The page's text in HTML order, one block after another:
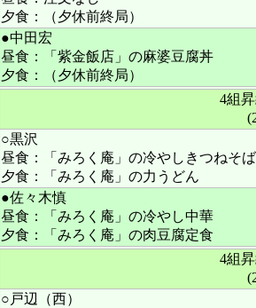
夕食：（夕休前終局）
●中田宏
昼食：「紫金飯店」の麻婆豆腐丼
夕食：（夕休前終局）
4組
○黒沢
昼食：「みろく庵」の冷やしきつねそば
夕食：「みろく庵」の力うどん
●佐々木慎
昼食：「みろく庵」の冷やし中華
夕食：「みろく庵」の肉豆腐定食
4組
○戸辺（西）